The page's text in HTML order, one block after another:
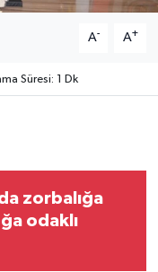
A- A+
Süresi: 1 Dk
zorbalığa
odaklı